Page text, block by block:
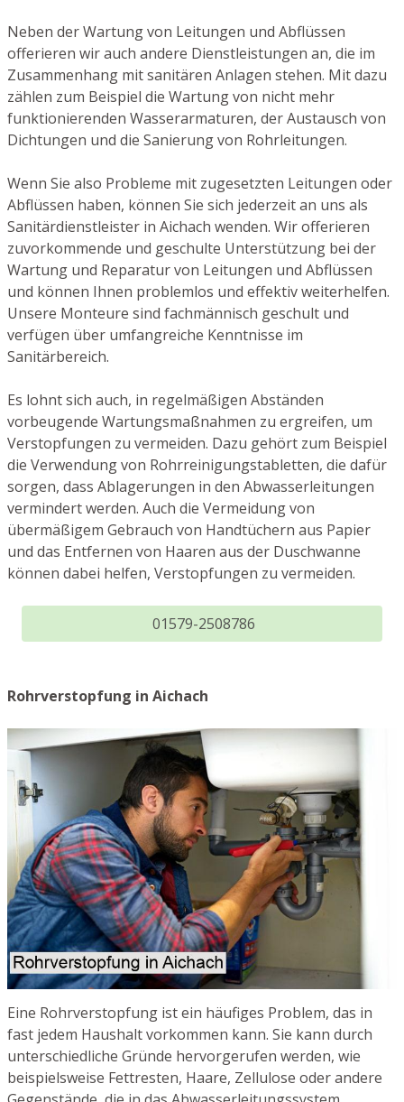
Neben der Wartung von Leitungen und Abflüssen
offerieren wir auch andere Dienstleistungen an, die im
Zusammenhang mit sanitären Anlagen stehen. Mit dazu
zählen zum Beispiel die Wartung von nicht mehr
funktionierenden Wasserarmaturen, der Austausch von
Dichtungen und die Sanierung von Rohrleitungen.
Wenn Sie also Probleme mit zugesetzten Leitungen oder
Abflüssen haben, können Sie sich jederzeit an uns als
Sanitärdienstleister in Aichach wenden. Wir offerieren
zuvorkommende und geschulte Unterstützung bei der
Wartung und Reparatur von Leitungen und Abflüssen
und können Ihnen problemlos und effektiv weiterhelfen.
Unsere Monteure sind fachmännisch geschult und
verfügen über umfangreiche Kenntnisse im
Sanitärbereich.
Es lohnt sich auch, in regelmäßigen Abständen
vorbeugende Wartungsmaßnahmen zu ergreifen, um
Verstopfungen zu vermeiden. Dazu gehört zum Beispiel
die Verwendung von Rohrreinigungstabletten, die dafür
sorgen, dass Ablagerungen in den Abwasserleitungen
vermindert werden. Auch die Vermeidung von
übermäßigem Gebrauch von Handtüchern aus Papier
und das Entfernen von Haaren aus der Duschwanne
können dabei helfen, Verstopfungen zu vermeiden.
01579-2508786
Rohrverstopfung in Aichach
Eine Rohrverstopfung ist ein häufiges Problem, das in
fast jedem Haushalt vorkommen kann. Sie kann durch
unterschiedliche Gründe hervorgerufen werden, wie
beispielsweise Fettresten, Haare, Zellulose oder andere